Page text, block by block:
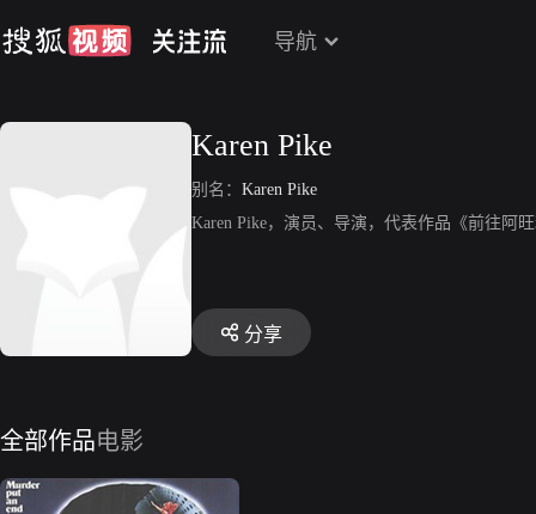
导航
Karen Pike
别名： Karen Pike
Karen Pike，演员、导演，代表作品《前往阿
分享
全部作品电影